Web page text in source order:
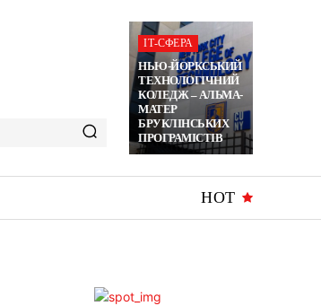
ІТ-СФЕРА
НЬЮ-ЙОРКСЬКИЙ
ТЕХНОЛОГІЧНИЙ
КОЛЕДЖ – АЛЬМА-
МАТЕР
БРУКЛІНСЬКИХ
ПРОГРАМІСТІВ
HOT